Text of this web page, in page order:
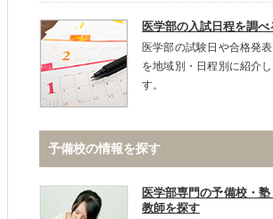
医学部の入試日程を調べ
医学部の試験日や合格発
を地域別・日程別に紹介し
す。
予備校の情報を探す
医学部専門の予備校・
教師を探す